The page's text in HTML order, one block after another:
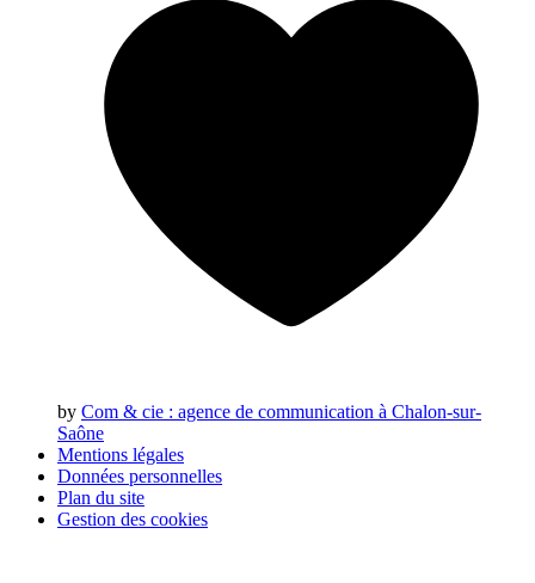
by Com & cie : agence de communication à Chalon-sur-
Saône
Mentions légales
Données personnelles
Plan du site
Gestion des cookies